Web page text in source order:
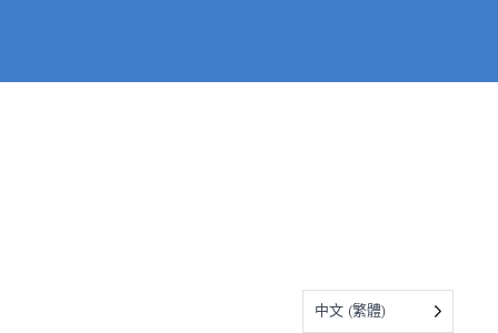
中文 (繁體)